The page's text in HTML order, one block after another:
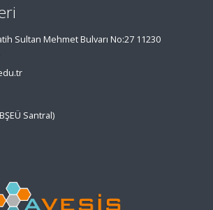
Sultan Mehmet Bulvarı No:27 11230
Santral)